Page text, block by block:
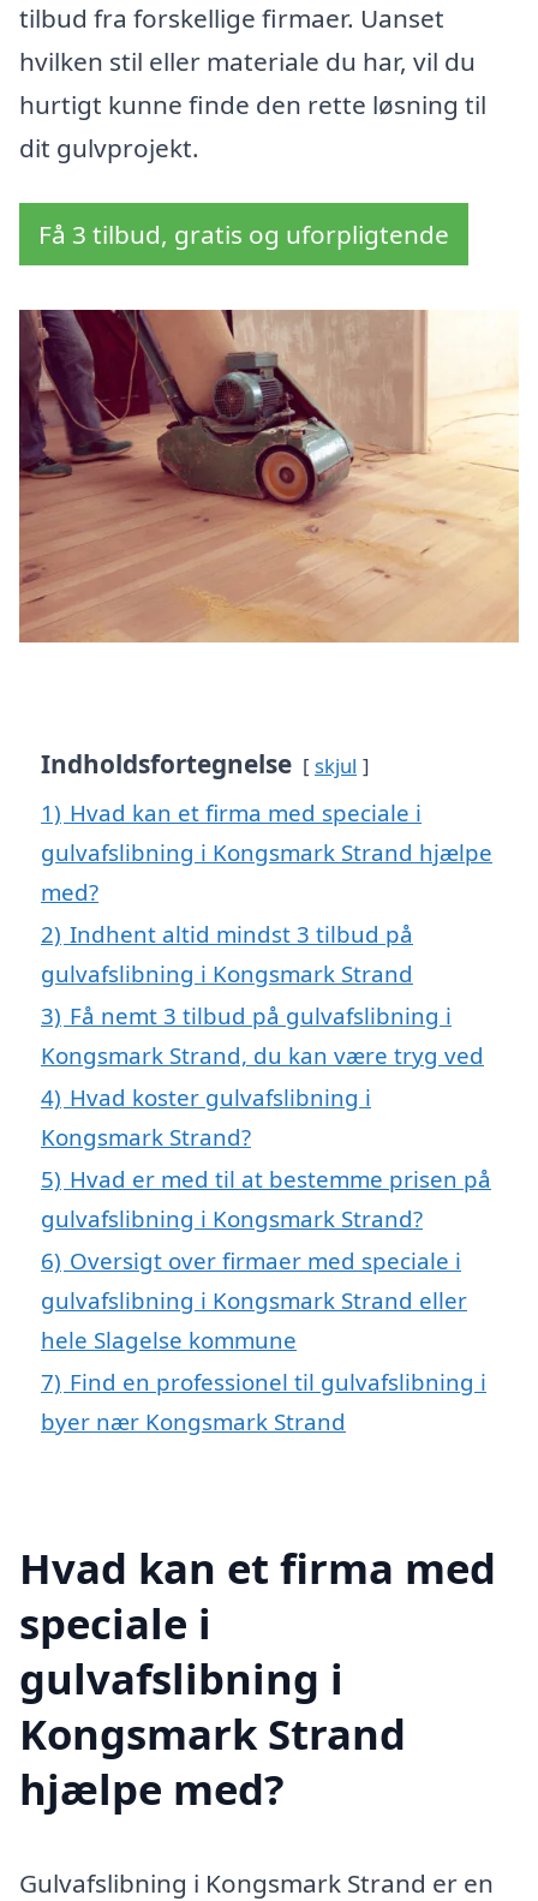
tilbud fra forskellige firmaer. Uanset
hvilken stil eller materiale du har, vil du
hurtigt kunne finde den rette løsning til
dit gulvprojekt.
Få 3 tilbud, gratis og uforpligtende
Indholdsfortegnelse skjul
1) Hvad kan et firma med speciale i
gulvafslibning i Kongsmark Strand hjælpe
med?
2) Indhent altid mindst 3 tilbud på
gulvafslibning i Kongsmark Strand
3) Få nemt 3 tilbud på gulvafslibning i
Kongsmark Strand, du kan være tryg ved
4) Hvad koster gulvafslibning i
Kongsmark Strand?
5) Hvad er med til at bestemme prisen på
gulvafslibning i Kongsmark Strand?
6) Oversigt over firmaer med speciale i
gulvafslibning i Kongsmark Strand eller
hele Slagelse kommune
7) Find en professionel til gulvafslibning i
byer nær Kongsmark Strand
Hvad kan et firma med
speciale i
gulvafslibning i
Kongsmark Strand
hjælpe med?
Gulvafslibning i Kongsmark Strand er en